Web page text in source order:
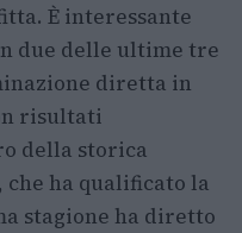
È interessante
due delle ultime tre
diretta in
risultati
della storica
ha qualificato la
stagione ha diretto